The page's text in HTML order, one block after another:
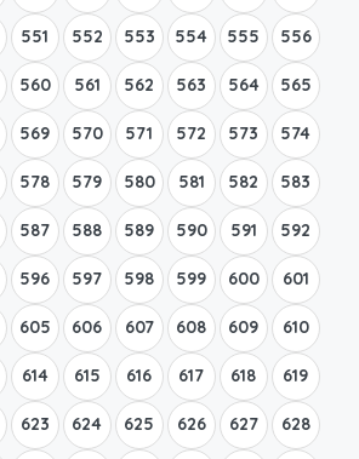
551 552 553 554 555 556
560 561 562 563 564 565
569 570 571 572 573 574
578 579 580 581 582 583
587 588 589 590 591 592
596 597 598 599 600 601
605 606 607 608 609 610
614 615 616 617 618 619
623 624 625 626 627 628